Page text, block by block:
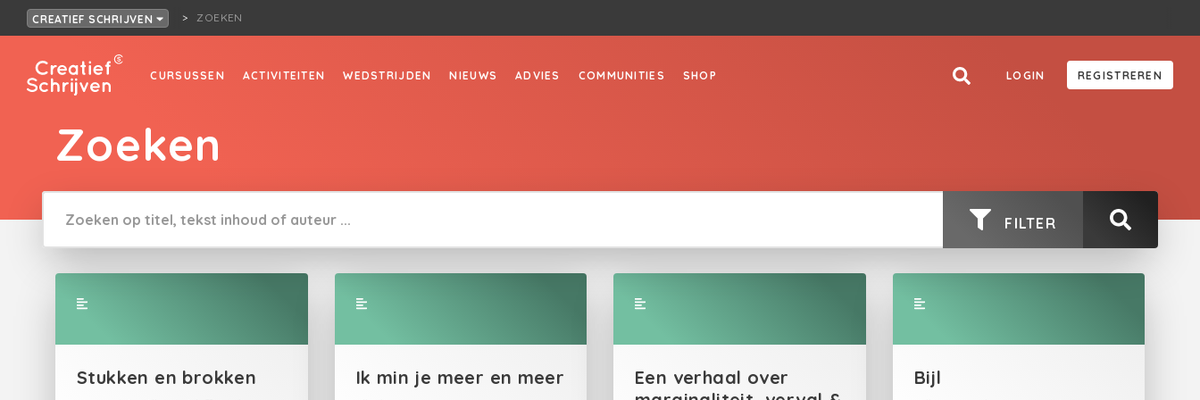
CREATIEF SCHRIJVEN ZOEKEN
CURSUSSEN ACTIVITEITEN WEDSTRIJDEN NIEUWS ADVIES COMMUNITIES SHOP LOGIN REGISTREREN
Zoeken
FILTER
Stukken en brokken Ik min je meer en meer
Een verhaal over
Bijl